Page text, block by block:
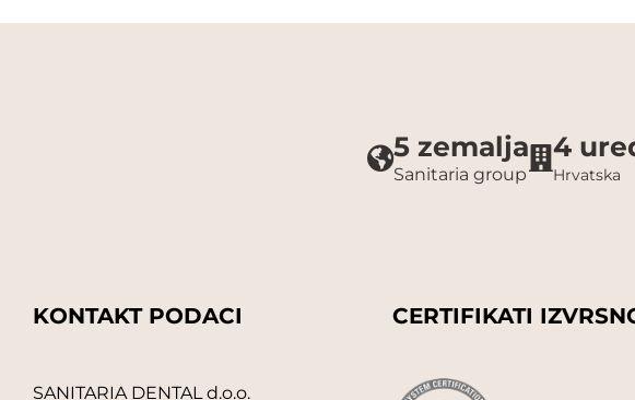
5 zemalja
Sanitaria group
4
Hrvatska
KONTAKT PODACI
SANITARIA DENTAL d.o.o.
CERTIFIKATI